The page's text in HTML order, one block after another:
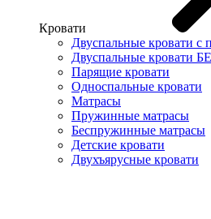
Кровати
Двуспальные кровати
Двуспальные кровати
Парящие кровати
Односпальные кровати
Матрасы
Пружинные матрасы
Беспружинные матрасы
Детские кровати
Двухъярусные кровати